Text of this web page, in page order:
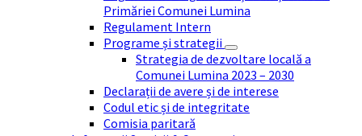
Primăriei Comunei Lumina
Regulament Intern
Programe și strategii
Strategia de dezvoltare locală a
Comunei Lumina 2023 – 2030
Declarații de avere și de interese
Codul etic și de integritate
Comisia paritară